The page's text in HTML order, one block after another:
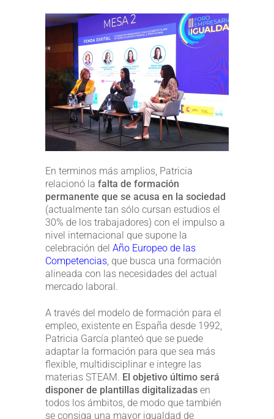
En terminos más amplios, Patricia
relacionó la falta de formación
permanente que se acusa en la sociedad
(actualmente tan sólo cursan estudios el
30% de los trabajadores) con el impulso a
nivel internacional que supone la
celebración del Año Europeo de las
Competencias, que busca una formación
alineada con las necesidades del actual
mercado laboral.
A través del modelo de formación para el
empleo, existente en España desde 1992,
Patricia García planteó que se puede
adaptar la formación para que sea más
flexible, multidisciplinar e integre las
materias STEAM. El objetivo último será
disponer de plantillas digitalizadas en
todos los ámbitos, de modo que también
se consiga una mayor igualdad de